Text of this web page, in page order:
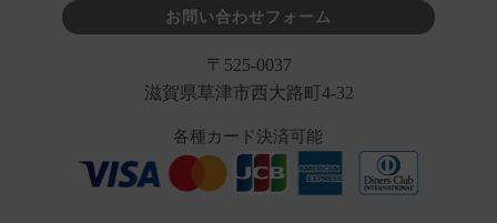
お問い合わせフォーム
〒525-0037
滋賀県草津市西大路町4-32
各種カード決済可能